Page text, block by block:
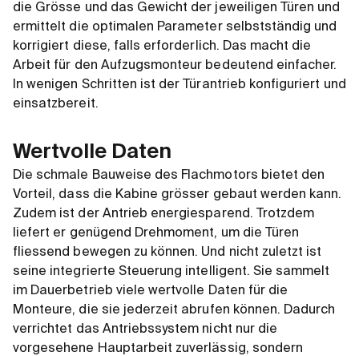
die Grösse und das Gewicht der jeweiligen Türen und
ermittelt die optimalen Parameter selbstständig und
korrigiert diese, falls erforderlich. Das macht die
Arbeit für den Aufzugsmonteur bedeutend einfacher.
In wenigen Schritten ist der Türantrieb konfiguriert und
einsatzbereit.
Wertvolle Daten
Die schmale Bauweise des Flachmotors bietet den
Vorteil, dass die Kabine grösser gebaut werden kann.
Zudem ist der Antrieb energiesparend. Trotzdem
liefert er genügend Drehmoment, um die Türen
fliessend bewegen zu können. Und nicht zuletzt ist
seine integrierte Steuerung intelligent. Sie sammelt
im Dauerbetrieb viele wertvolle Daten für die
Monteure, die sie jederzeit abrufen können. Dadurch
verrichtet das Antriebssystem nicht nur die
vorgesehene Hauptarbeit zuverlässig, sondern